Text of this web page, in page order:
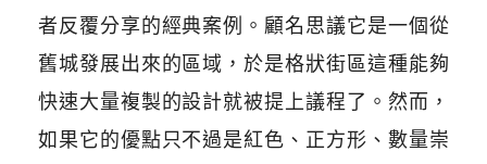
者反覆分享的經典案例。顧名思議它是一個從
舊城發展出來的區域，於是格狀街區這種能夠
快速大量複製的設計就被提上議程了。然而，
如果它的優點只不過是紅色、正方形、數量崇